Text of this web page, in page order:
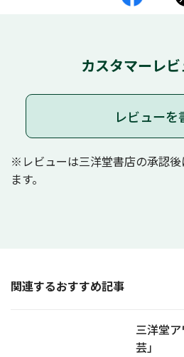
カスタマーレ
レビューを
※レビューは三洋堂書店の承認
ます。
関連するおすすめ記事
三洋堂
芸」